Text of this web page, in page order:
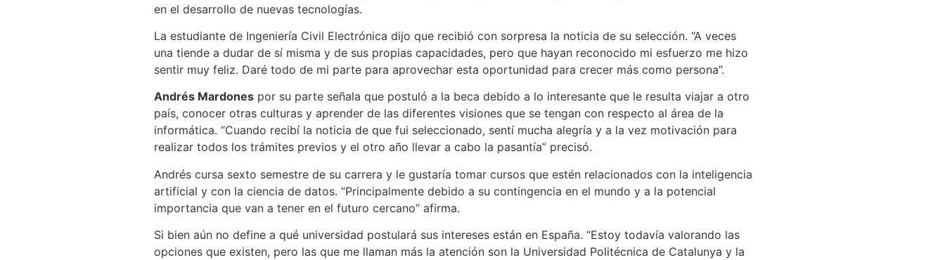
en el desarrollo de nuevas tecnologías.
La estudiante de Ingeniería Civil Electrónica dijo que recibió con sorpresa la noticia de su selección. “A veces
una tiende a dudar de sí misma y de sus propias capacidades, pero que hayan reconocido mi esfuerzo me hizo
sentir muy feliz. Daré todo de mi parte para aprovechar esta oportunidad para crecer más como persona”.
Andrés Mardonespor su parte señala que postuló a la beca debido a lo interesante que le resulta viajar a otro
país, conocer otras culturas y aprender de las diferentes visiones que se tengan con respecto al área de la
informática. “Cuando recibí la noticia de que fui seleccionado, sentí mucha alegría y a la vez motivación para
realizar todos los trámites previos y el otro año llevar a cabo la pasantía” precisó.
Andrés cursa sexto semestre de su carrera y le gustaría tomar cursos que estén relacionados con la inteligencia
artificial y con la ciencia de datos. “Principalmente debido a su contingencia en el mundo y a la potencial
importancia que van a tener en el futuro cercano” afirma.
Si bien aún no define a qué universidad postulará sus intereses están en España. “Estoy todavía valorando las
opciones que existen, pero las que me llaman más la atención son la Universidad Politécnica de Catalunya y la